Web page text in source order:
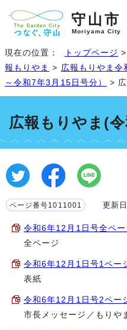
守山市
Moriyama City
現在の位置： トップページ
報もりやま > 広報もりやま
～令和7年3月15日号分）
>
広報もりやま(
ページ番号1011001 更新日
令和6年12月1日号全ペ
全ページ
令和6年12月1日号1ペー
表紙
令和6年12月1日号2ペー
市長メッセージ／もりや